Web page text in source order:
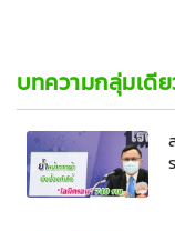
บทความกลุ่มเดี